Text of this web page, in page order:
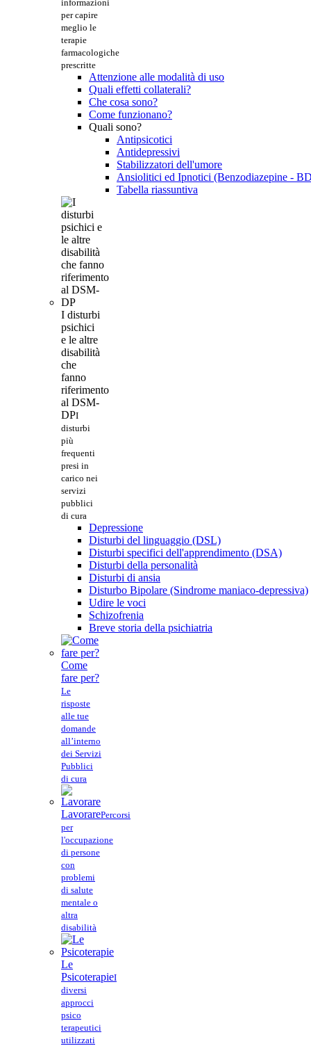
informazioni
per capire
meglio le
terapie
farmacologiche
prescritte
Attenzione alle modalità di uso
Quali effetti collaterali?
Che cosa sono?
Come funzionano?
Quali sono?
Antipsicotici
Antidepressivi
Stabilizzatori dell'umore
Ansiolitici ed Ipnotici (Benzodiazepine -
Tabella riassuntiva
I disturbi
psichici
e le altre
disabilità
che
fanno
riferimento
al DSM-
DPI
disturbi
più
frequenti
presi in
carico nei
servizi
pubblici
di cura
Depressione
Disturbi del linguaggio (DSL)
Disturbi specifici dell'apprendimento (DSA)
Disturbi della personalità
Disturbi di ansia
Disturbo Bipolare (Sindrome maniaco-depressiva)
Udire le voci
Schizofrenia
Breve storia della psichiatria
Come
fare per?
Le
risposte
alle tue
domande
all’interno
dei Servizi
Pubblici
di cura
LavorarePercorsi
per
l'occupazione
di persone
con
problemi
di salute
mentale o
altra
disabilità
Le
PsicoterapieI
diversi
approcci
psico
terapeutici
utilizzati